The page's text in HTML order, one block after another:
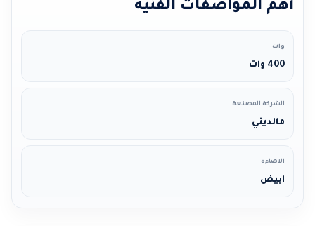
أهم المواصفات الفنية
وات
400 وات
الشركة المصنعة
مالديني
الاضاءة
ابيض